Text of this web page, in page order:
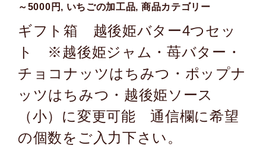
～5000円, いちごの加工品, 商品カテゴリー
ギフト箱 越後姫バター4つセッ
ト ※越後姫ジャム・苺バター・
チョコナッツはちみつ・ポップナ
ッツはちみつ・越後姫ソース
（小）に変更可能 通信欄に希望
の個数をご入力下さい。